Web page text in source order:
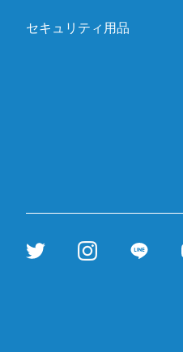
セキュリティ用品